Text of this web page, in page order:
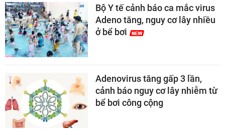
Bộ Y tế cảnh báo ca mắc virus
Adeno tăng, nguy cơ lây nhiều
ở bể bơi
Adenovirus tăng gấp 3 lần,
cảnh báo nguy cơ lây nhiễm từ
bể bơi công cộng